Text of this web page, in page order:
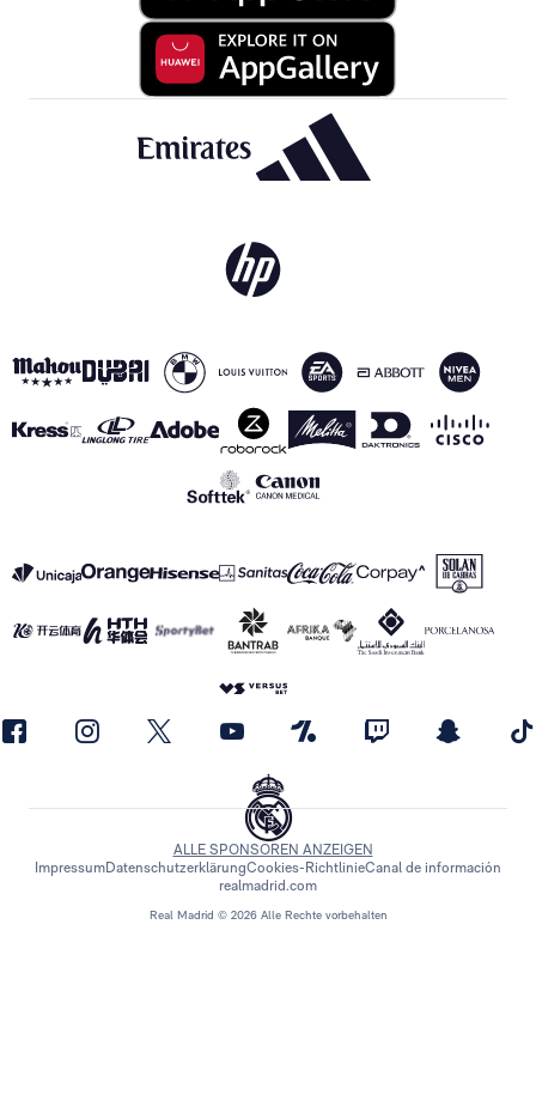
Real Madrid © 2026 Alle Rechte vorbehalten
ALLE SPONSOREN ANZEIGEN
ImpressumDatenschutzerklärungCookies-RichtlinieCanal de información
realmadrid.com